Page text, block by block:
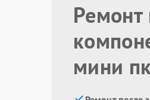
Ремонт
мини